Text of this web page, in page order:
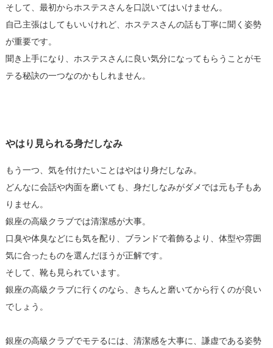
そして、最初からホステスさんを口説いてはいけません。
自己主張はしてもいいけれど、ホステスさんの話も丁寧に聞く姿勢
が重要です。
聞き上手になり、ホステスさんに良い気分になってもらうことがモ
テる秘訣の一つなのかもしれません。
やはり見られる身だしなみ
もう一つ、気を付けたいことはやはり身だしなみ。
どんなに会話や内面を磨いても、身だしなみがダメでは元も子もあ
りません。
銀座の高級クラブでは清潔感が大事。
口臭や体臭などにも気を配り、ブランドで着飾るより、体型や雰囲
気に合ったものを選んだほうが正解です。
そして、靴も見られています。
銀座の高級クラブに行くのなら、きちんと磨いてから行くのが良い
でしょう。
銀座の高級クラブでモテるには、清潔感を大事に、謙虚である姿勢